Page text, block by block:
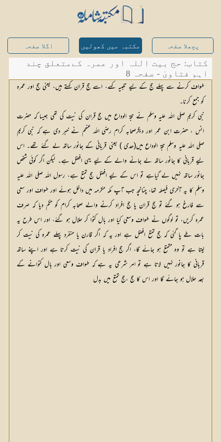
پچھلا صفحہ مکتبہ میں کھولیں اگلا صفحہ
کتاب: حج بیت اللہ اور عمرہ کےمتعلق چند
اہم فتاویٰ - صفحہ 8
طواف کرنے سے پہلے حج کے لیے تلبیہ کہے، اسے حج قران کہتے ہیں، یعنی حج اور عمرہ
کو جمع کرنا۔
نبی کریم صلی اللہ علیہ وسلم نے حجۃ الوداع میں حج قران کی نیت کی تھی جیسا کہ حضرت
انس ، حضرت ابن عمر اور دیگرصحابہ کرام رضی اللہ عنھم نے خبر دی ہے کہ نبی کریم
صلی اللہ علیہ وسلم حجۃ الوداع میں(ھدی ) یعنی قربانی کے جانور ساتھ لے گئے تھے۔ اس
لیے قربانی کا جانور ساتھ لے جانے والے کے لیے یہی افضل ہے۔ لیکن اگر کوئی شخص
جانور ساتھ نہیں لے گیاہے تو اس کے لیے افضل حج تمتع ہے، رسول اللہ صلی اللہ علیہ
وسلم کا یہ آخری فیصلہ تھا، چنانچہ جب آپ مکہ مکرمہ میں داخل ہوئے اور طواف اور سعی
سے فارغ ہو گئے تو حج قران یا حج افراد کرنے والے صحابہ کرام کو حکم دیا کہ صرف
عمرہ کریں، تو لوگوں نے طواف وسعی کیا اور بال کٹوا کر حلال ہو گئے، اور اس طرح یہ
بات طے پا گئی کہ حج تمتع افضل ہے اور یہ کہ اگر قارن یا منفرد پہلے عمرہ کی نیت کر
لیتا ہے تو وہ متمتع ہو جائے گا، اگر حج افراد یا قران کی نیت کرتا ہے اور اپنے ساتھ
قربانی کا جانور نہیں لاتا ہے تو امر شرعی یہ ہے کہ طواف وسعی اور بال کٹوانے کے
بعد حلال ہو جائے گا اور اس کا حج ،حج تمتع میں بدل